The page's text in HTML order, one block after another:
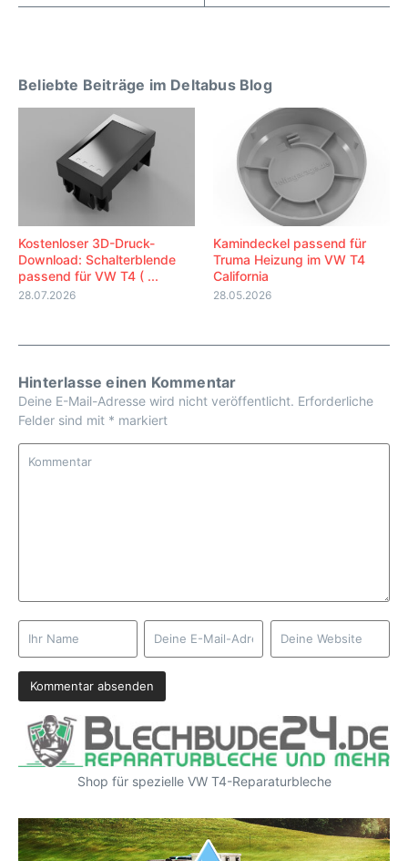
Beliebte Beiträge im Deltabus Blog
Kostenloser 3D-Druck-
Download: Schalterblende
passend für VW T4 ( ...
28.07.2026
Kamindeckel passend für
Truma Heizung im VW T4
California
28.05.2026
Hinterlasse einen Kommentar
Deine E-Mail-Adresse wird nicht veröffentlicht. Erforderliche
Felder sind mit * markiert
Shop für spezielle VW T4-Reparaturbleche